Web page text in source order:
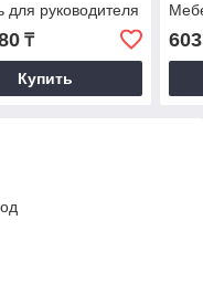
для руководителя
₸
Купить